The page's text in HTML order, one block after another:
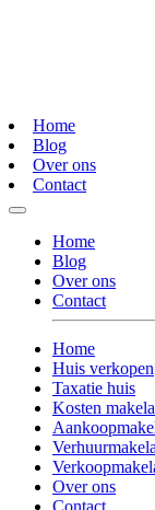
Home
Blog
Over ons
Contact
Home
Blog
Over ons
Contact
Home
Huis verkopen
Taxatie huis
Kosten
Over ons
Contact